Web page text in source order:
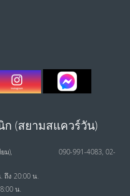
ก (สยามสแควร์วัน)
กเทียม), 090-991-4083, 02-
ง 20:00 น.
น.